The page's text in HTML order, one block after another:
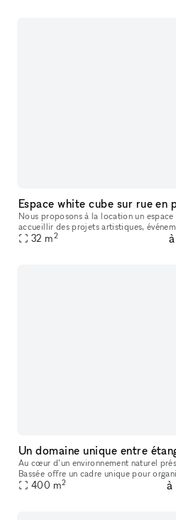
Espace white cube sur rue en
Nous proposons à la location un
accueillir des projets artistiques,
professionnelles. Sa grande hauteur
32 m2
Au cœur d’un environnement naturel
Bassée offre un cadre unique pour
400 m2 à